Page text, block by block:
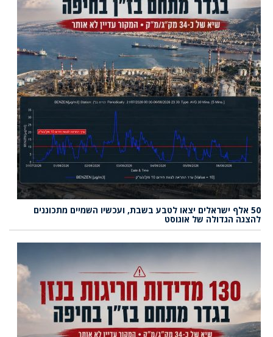
50 אלף ישראלים יצאו לטבע בשבת, ועכשיו השמיים מתכוננים
להצגה הגדולה של אוגוסט